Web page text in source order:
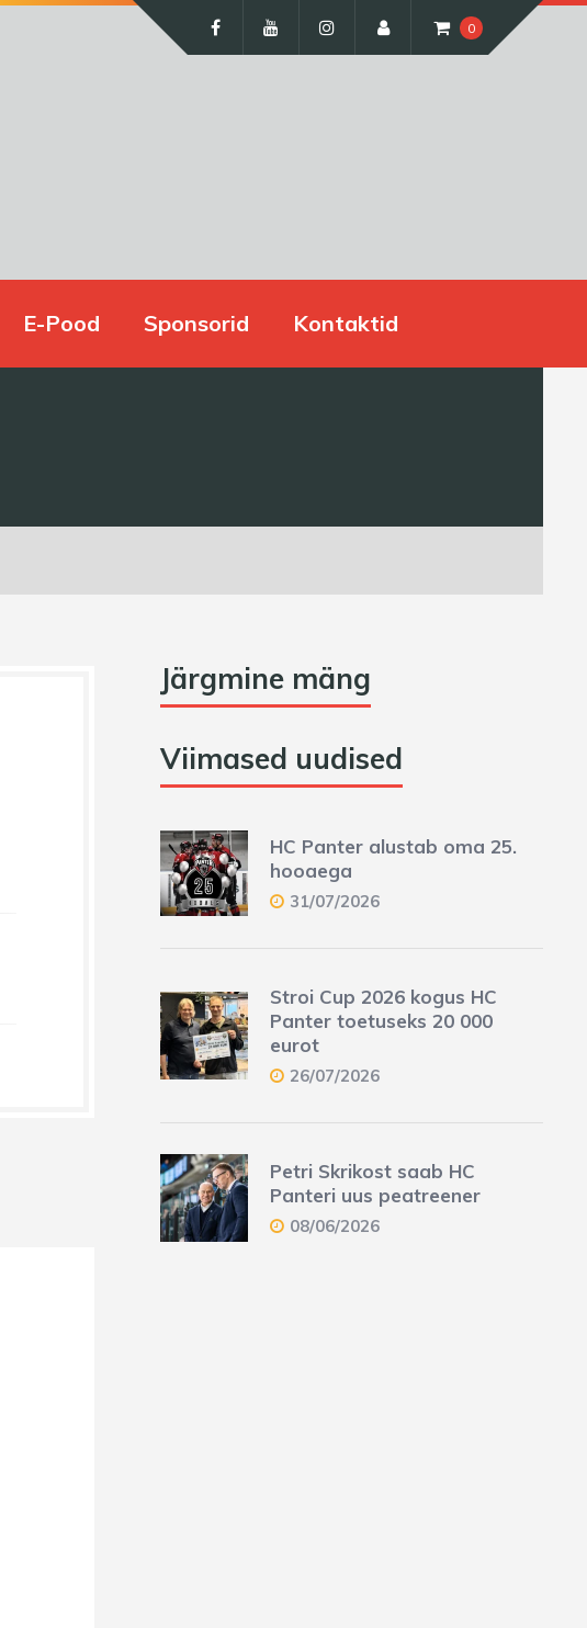
0
E-Pood Sponsorid Kontaktid
Järgmine mäng
Viimased uudised
HC Panter alustab oma 25.
hooaega
31/07/2026
Stroi Cup 2026 kogus HC
Panter toetuseks 20 000
eurot
26/07/2026
Petri Skrikost saab HC
Panteri uus peatreener
08/06/2026